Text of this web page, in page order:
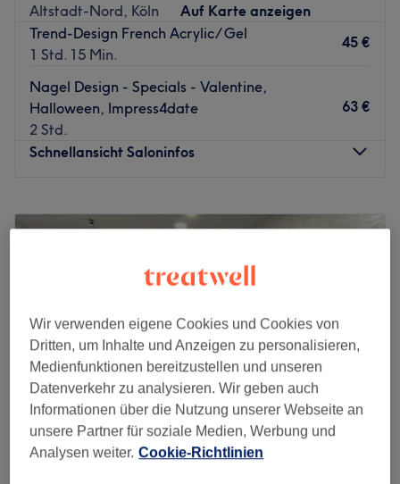
Altstadt-Nord, Köln
Auf Karte anzeigen
Trend-Design French Acrylic/ Gel
1 Std. 15 Min.
45 €
Nagel Design - Specials - Valentine,
Halloween, Impress4date
2 Std.
63 €
Schnellansicht Saloninfos
Dienstag
Sonntag
Geschlossen
Zu einem rundum gepflegten Aussehen gehören natürlich
auch Hände und Füße. Daher hat sich OrigiNails
Beautique in der Kölner Altstadt genau darauf
spezialisiert. Hier kannst du dir neben pflegenden
Behandlungen auch tolle Farben und Designs für deine
Wir verwenden eigene Cookies und Cookies von
Dritten, um Inhalte und Anzeigen zu personalisieren,
Medienfunktionen bereitzustellen und unseren
Datenverkehr zu analysieren. Wir geben auch
Informationen über die Nutzung unserer Webseite an
unsere Partner für soziale Medien, Werbung und
Analysen weiter. Cookie-Richtlinien